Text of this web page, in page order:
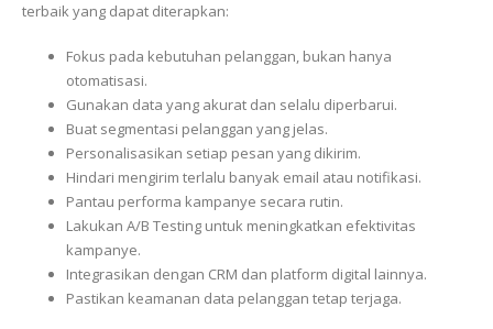
terbaik yang dapat diterapkan:
Fokus pada kebutuhan pelanggan, bukan hanya
otomatisasi.
Gunakan data yang akurat dan selalu diperbarui.
Buat segmentasi pelanggan yang jelas.
Personalisasikan setiap pesan yang dikirim.
Hindari mengirim terlalu banyak email atau notifikasi.
Pantau performa kampanye secara rutin.
Lakukan A/B Testing untuk meningkatkan efektivitas
kampanye.
Integrasikan dengan CRM dan platform digital lainnya.
Pastikan keamanan data pelanggan tetap terjaga.